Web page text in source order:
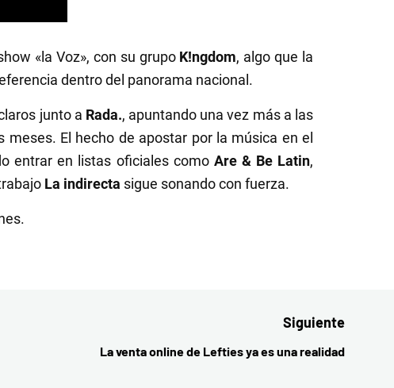
«la Voz», con su grupo K!ngdom, algo que la
dentro del panorama nacional.
junto a Rada., apuntando una vez más a las
El hecho de apostar por la música en el
entrar en listas oficiales como Are & Be Latin,
La indirecta sigue sonando con fuerza.
Siguiente
Entrada
La venta online de Lefties ya es una realidad